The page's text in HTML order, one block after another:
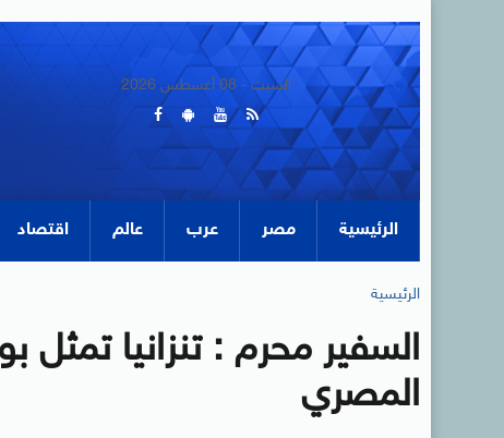
السبت - 08 أغسطس 2026
الرئيسية مصر عرب عالم اقتصاد
الرئيسية
السفير محرم : تنزانيا تمثل
المصري